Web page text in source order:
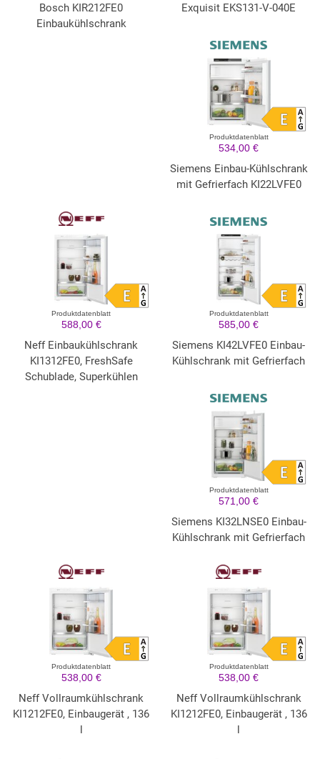
Bosch KIR212FE0
Einbaukühlschrank
Exquisit EKS131-V-040E
Produktdatenblatt
534,00 €
Siemens Einbau-Kühlschrank
mit Gefrierfach KI22LVFE0
Produktdatenblatt
588,00 €
Neff Einbaukühlschrank
KI1312FE0, FreshSafe
Schublade, Superkühlen
Produktdatenblatt
585,00 €
Siemens KI42LVFE0 Einbau-
Kühlschrank mit Gefrierfach
Produktdatenblatt
571,00 €
Siemens KI32LNSE0 Einbau-
Kühlschrank mit Gefrierfach
Produktdatenblatt
538,00 €
Neff Vollraumkühlschrank
KI1212FE0, Einbaugerät , 136
l
Produktdatenblatt
538,00 €
Neff Vollraumkühlschrank
KI1212FE0, Einbaugerät , 136
l